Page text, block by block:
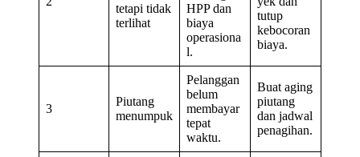
tetapi tidak
terlihat
HPP dan
biaya
operasiona
l.
tutup
kebocoran
biaya.
3
Piutang
menumpuk
Pelanggan
belum
membayar
tepat
waktu.
Buat aging
piutang
dan jadwal
penagihan.